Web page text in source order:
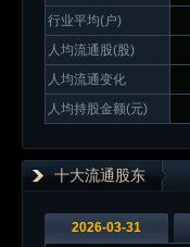
行业平均(户)
人均流通股(股)
人均流通变化
人均持股金额(元)
十大流通股东
2026-03-31